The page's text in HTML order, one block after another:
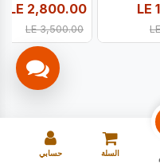
2,800.00
3,500.00
LE
السلة حسابي